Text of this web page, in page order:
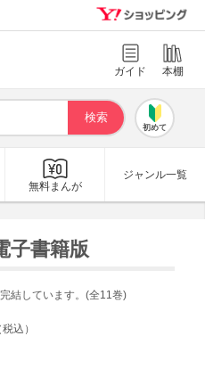
ガイド 本棚
初めて
無料まんが
ジャンル一覧
子書籍版
結しています。(全11巻)
込）